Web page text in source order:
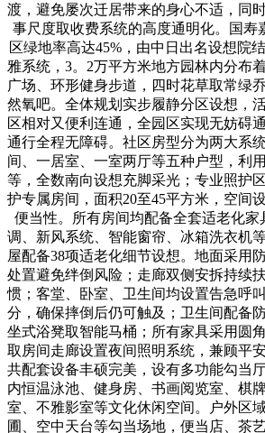
渡，避免屡次迁居带来的身心不适，同
事尺度取收费系统的高度通明化。国寿
区绿地率高达45%，由中日出名设想院
雅系统，3。2万平方米地方园林内分布
广场、环形健身步道，四时花草取常绿
然氧吧。全体规划实步履静分区设想，
区相对又便利连通，全园区实现无妨碍
通行全程无障碍。社区房型分为两大系
间、一居室、一室两厅等五种户型，利
等，全数南向设想充脚采光；专业照护
护专属房间，面积20至45平方米，空间
便当性。所有房间均配备全套适老化家
调、新风系统、智能窗帘、冰箱洗衣机
屋配备38项适老化细节设想。地面采用
处置避免绊倒风险；走廊双侧安拆持续
惯；客堂、卧室、卫生间均设置告急呼
分，确保摔倒后仍可触及；卫生间配备
坐式浴凳取智能马桶；所有家具采用圆
取房间走廊设置夜间照明系统，兼顾平
共配套设备丰硕完美，设有多功能勾当
内恒温泳池、健身房、书画阅览室、棋
室、不雅影室等文化休闲空间。户外区
圃、空中天台等勾当场地，便当店、茶